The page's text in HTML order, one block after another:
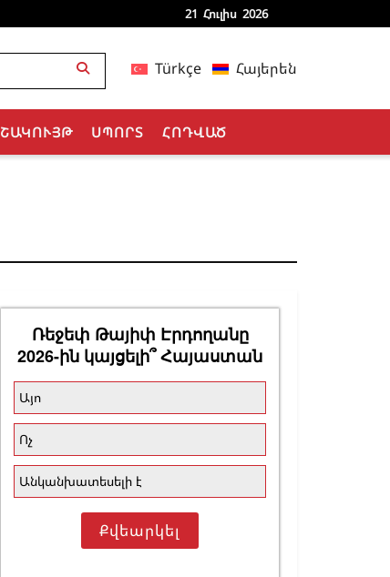
21 Հուլիս 2026
Türkçe Հայերեն
ՍՊՈՐՏ ՀՈԴՎԱԾ
Ռեջեփ Թայիփ Էրդողանը
2026-ին կայցելի՞ Հայաստան
Այո
Ոչ
Անկանխատեսելի է